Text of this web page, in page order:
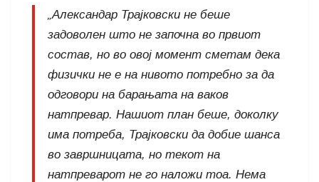
„Александар Трајковски не беше
задоволен што не започна во првиот
состав, но во овој момент сметам дека
физички не е на нивото потребно за да
одговори на барањата на ваков
натпревар. Нашиот план беше, доколку
има потреба, Трајковски да добие шанса
во завршницата, но текот на
натпреварот не го наложи тоа. Нема